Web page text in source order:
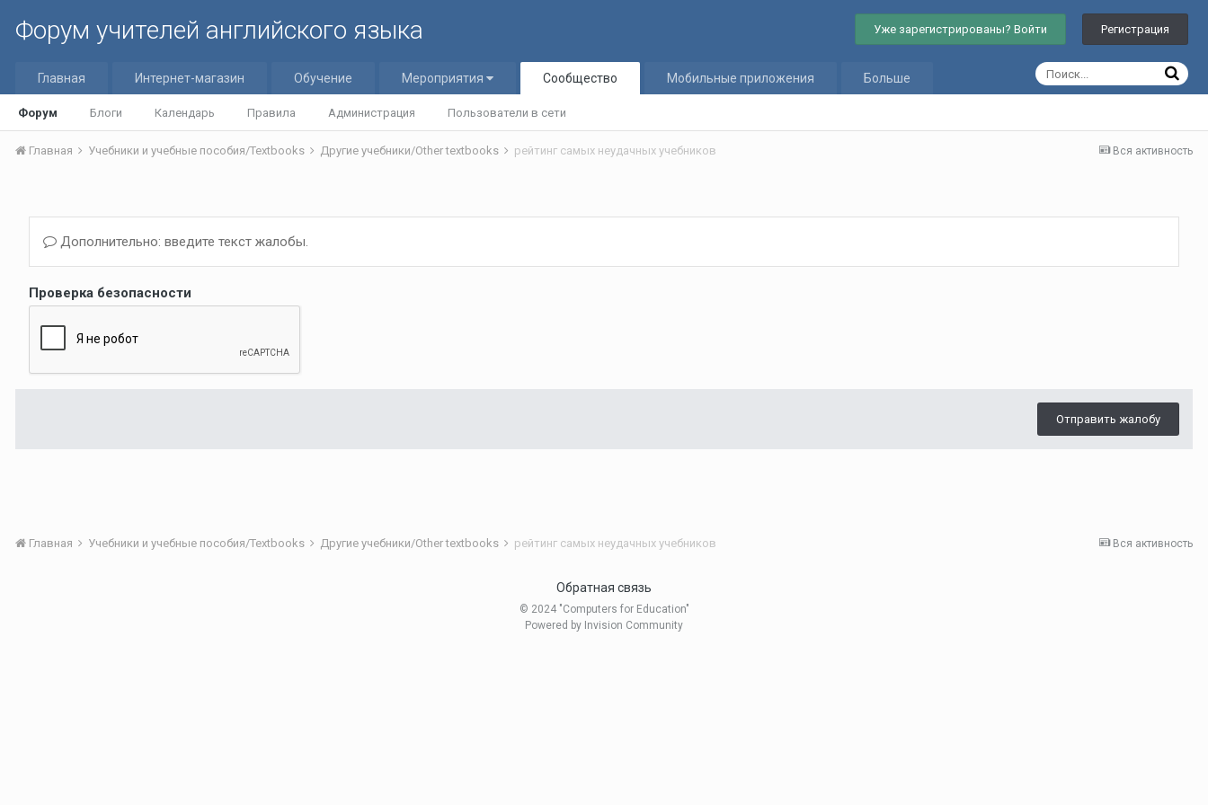
Форум учителей английского языка Уже зарегистрированы? Войти Регистрация
Главная Интернет-магазин Обучение Мероприятия Сообщество
Форум Блоги Календарь Правила Администрация Пользователи в сети
Мобильные приложения Больше
Вся активность
Главная Учебники и учебные пособия/Textbooks Другие учебники/Other textbooks рейтинг самых неудачных учебников
Дополнительно: введите текст жалобы.
Проверка безопасности
Отправить жалобу
Вся активность
Главная Учебники и учебные пособия/Textbooks Другие учебники/Other textbooks рейтинг самых неудачных учебников
Обратная связь
© 2024 "Computers for Education"
Powered by Invision Community